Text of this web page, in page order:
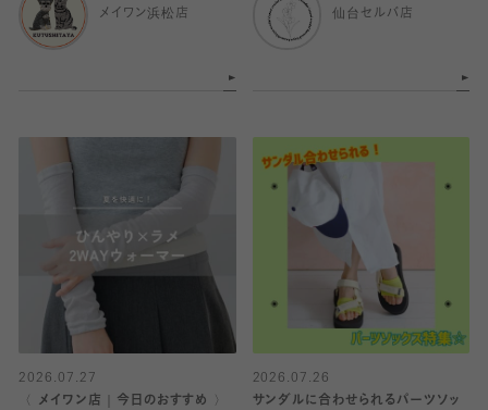
メイワン浜松店
仙台セルバ店
2026.07.27
〈 メイワン店｜今日のおすすめ 〉
2026.07.26
サンダルに合わせられるパーツソッ